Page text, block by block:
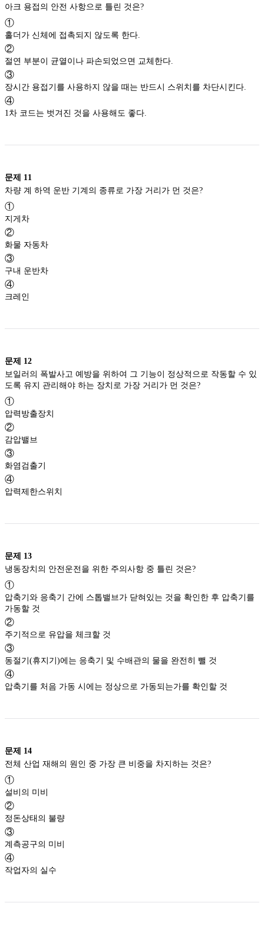
①
홀더가 신체에 접촉되지 않도록 한다.
②
절연 부분이 균열이나 파손되었으면 교체한다.
③
장시간 용접기를 사용하지 않을 때는 반드시 스위치를 차단시킨다.
④
1차 코드는 벗겨진 것을 사용해도 좋다.
문제 11
①
지게차
②
화물 자동차
③
구내 운반차
④
크레인
문제 12
보일러의 폭발사고 예방을 위하여 그 기능이 정상적으로 작동할 수 있
①
압력방출장치
②
감압밸브
③
화염검출기
④
압력제한스위치
문제 13
①
압축기와 응축기 간에 스톱밸브가 닫혀있는 것을 확인한 후 압축기를
가동할 것
②
주기적으로 유압을 체크할 것
③
동절기(휴지기)에는 응축기 및 수배관의 물을 완전히 뺄 것
④
압축기를 처음 가동 시에는 정상으로 가동되는가를 확인할 것
문제 14
①
설비의 미비
②
정돈상태의 불량
③
계측공구의 미비
④
작업자의 실수